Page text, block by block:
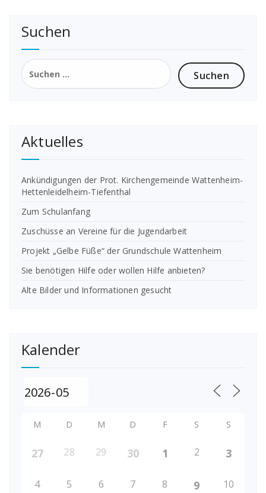
Suchen
Suchen
nach:
Aktuelles
Ankündigungen der Prot. Kirchengemeinde Wattenheim-
Hettenleidelheim-Tiefenthal
Zum Schulanfang
Zuschüsse an Vereine für die Jugendarbeit
Projekt „Gelbe Füße“ der Grundschule Wattenheim
Sie benötigen Hilfe oder wollen Hilfe anbieten?
Alte Bilder und Informationen gesucht
Kalender
M D M D F S S
27 28 29 30 1 2 3
4 5 6 7 8 9 10